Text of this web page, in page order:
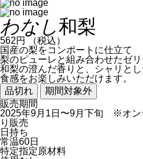
わなし和梨
562円 （税込）
国産の梨をコンポートに仕立て
梨のピューレと組み合わせたゼリ
和梨の澄んだ香りと、シャリとし
食感をお楽しみいただけます。
販売期間
2025年9月1日〜9月下旬 ※オン
り販売
日持ち
常温60日
特定指定原材料